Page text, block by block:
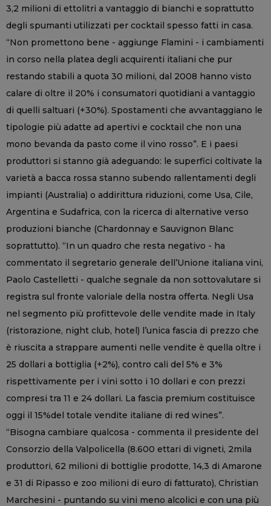
3,2 milioni di ettolitri a vantaggio di bianchi e soprattutto
degli spumanti utilizzati per cocktail spesso fatti in casa.
“Non promettono bene - aggiunge Flamini - i cambiamenti
in corso nella platea degli acquirenti italiani che pur
restando stabili a quota 30 milioni, dal 2008 hanno visto
calare di oltre il 20% i consumatori quotidiani a vantaggio
di quelli saltuari (+30%). Spostamenti che avvantaggiano le
tipologie più adatte ad apertivi e cocktail che non una
mono bevanda da pasto come il vino rosso”. E i paesi
produttori si stanno già adeguando: le superfici coltivate la
varietà a bacca rossa stanno subendo rallentamenti degli
impianti (Australia) o addirittura riduzioni, come Usa, Cile,
Argentina e Sudafrica, con la ricerca di alternative verso
produzioni bianche (Chardonnay e Sauvignon Blanc
soprattutto). “In un quadro che resta negativo - ha
commentato il segretario generale dell’Unione italiana vini,
Paolo Castelletti - qualche segnale da non sottovalutare si
registra sul fronte valoriale della nostra offerta. Negli Usa
nel segmento più profittevole delle vendite made in Italy
(ristorazione, night club, hotel) l’unica fascia di prezzo che
è riuscita a strappare aumenti nelle vendite è quella oltre i
25 dollari a bottiglia (+2%), contro cali del 5% e 3%
rispettivamente per i vini sotto i 10 dollari e con prezzi
compresi tra 11 e 24 dollari. La fascia premium costituisce
oggi il 15%del totale vendite italiane di red wines”.
“Bisogna cambiare qualcosa - commenta il presidente del
Consorzio della Valpolicella (8.600 ettari di vigneti, 2mila
produttori, 62 milioni di bottiglie prodotte, 14,3 di Amarone
e 31 di Ripasso e zoo milioni di euro di fatturato), Christian
Marchesini - puntando su vini meno alcolici e con una più